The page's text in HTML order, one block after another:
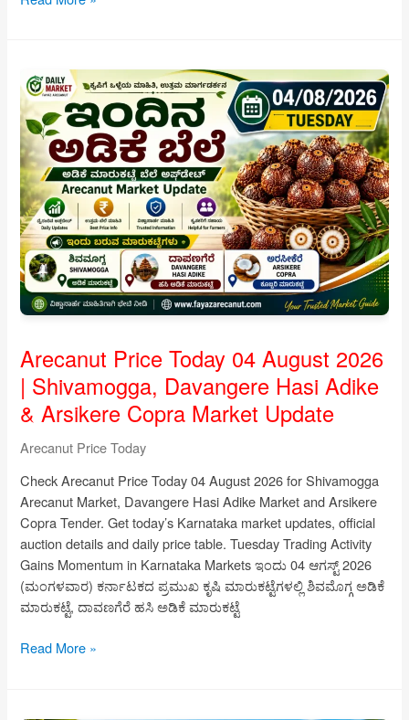
August
2026
|
Shivamogga
&
Channagiri
Market
Update
Karnataka
Arecanut Price Today 04 August 2026
| Shivamogga, Davangere Hasi Adike
& Arsikere Copra Market Update
Arecanut Price Today
Check Arecanut Price Today 04 August 2026 for Shivamogga
Arecanut Market, Davangere Hasi Adike Market and Arsikere
Copra Tender. Get today’s Karnataka market updates, official
auction details and daily price table. Tuesday Trading Activity
Gains Momentum in Karnataka Markets ಇಂದು 04 ಆಗಸ್ಟ್ 2026
(ಮಂಗಳವಾರ) ಕರ್ನಾಟಕದ ಪ್ರಮುಖ ಕೃಷಿ ಮಾರುಕಟ್ಟೆಗಳಲ್ಲಿ ಶಿವಮೊಗ್ಗ ಅಡಿಕೆ
ಮಾರುಕಟ್ಟೆ, ದಾವಣಗೆರೆ ಹಸಿ ಅಡಿಕೆ ಮಾರುಕಟ್ಟೆ
Arecanut
Read More »